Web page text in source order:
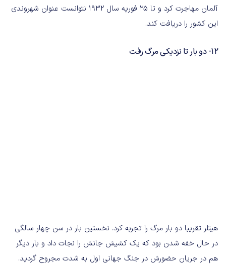
آلمان مهاجرت کرد و تا 25 فوریه سال 1932 نتوانست عنوان شهروندی
این کشور را دریافت کند.
12- دو بار تا نزدیکی مرگ رفت
هیتلر تقریبا دو بار مرگ را تجربه کرد. نخستین بار در سن چهار سالگی
در حال خفه شدن بود که یک کشیش جانش را نجات داد و بار دیگر
هم در جریان حضورش در جنگ جهانی اول به شدت مجروح گردید.